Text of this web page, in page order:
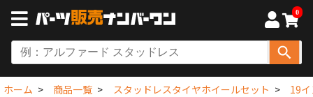
0
ホーム 商品一覧 スタッドレスタイヤホイールセット 19